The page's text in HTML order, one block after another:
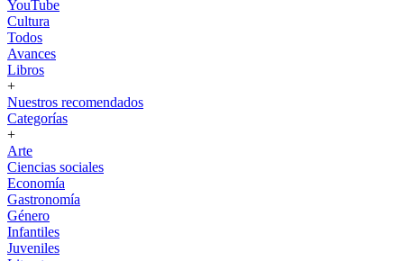
YouTube
Cultura
Todos
Avances
Libros
+
Nuestros recomendados
Categorías
+
Arte
Ciencias sociales
Economía
Gastronomía
Género
Infantiles
Juveniles